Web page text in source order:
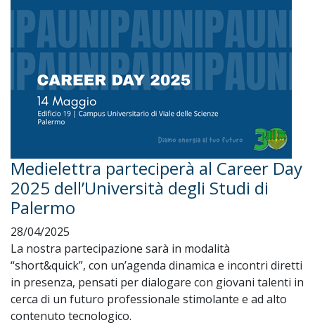
Medielettra parteciperà al Career Day
2025 dell’Università degli Studi di
Palermo
28/04/2025
La nostra partecipazione sarà in modalità
“short&quick”, con un’agenda dinamica e incontri diretti
in presenza, pensati per dialogare con giovani talenti in
cerca di un futuro professionale stimolante e ad alto
contenuto tecnologico.